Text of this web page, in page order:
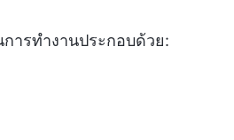
ารทำงานประกอบด้วย: